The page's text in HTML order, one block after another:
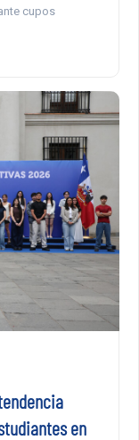
cupos
en